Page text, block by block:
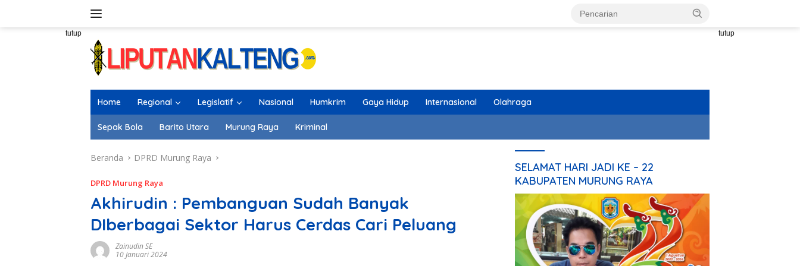
tutup tutup
Home Regional Legislatif Nasional Humkrim Gaya Hidup Internasional Olahraga
Sepak Bola Barito Utara Murung Raya Kriminal
Beranda DPRD Murung Raya
DPRD Murung Raya
Akhirudin : Pembanguan Sudah Banyak
DIberbagai Sektor Harus Cerdas Cari Peluang
Zainudin SE
10 Januari 2024
SELAMAT HARI JADI KE – 22
KABUPATEN MURUNG RAYA